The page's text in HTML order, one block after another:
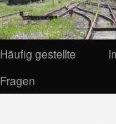
Häufig gestellte
Fragen